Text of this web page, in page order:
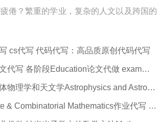
倦？繁重的学业，复杂的人文以及跨国的
cs代写 代码代写：高品质原创代码代写
代写 各阶段Education论文代做 exam代考
学和天文学Astrophysics and Astronomy 天文学Assignment代做
Mathematics作业代写 代写离散 组合数学Assignment代做